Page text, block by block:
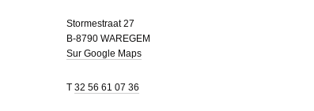
Stormestraat 27
B-8790 WAREGEM
Sur Google Maps
T 32 56 61 07 36